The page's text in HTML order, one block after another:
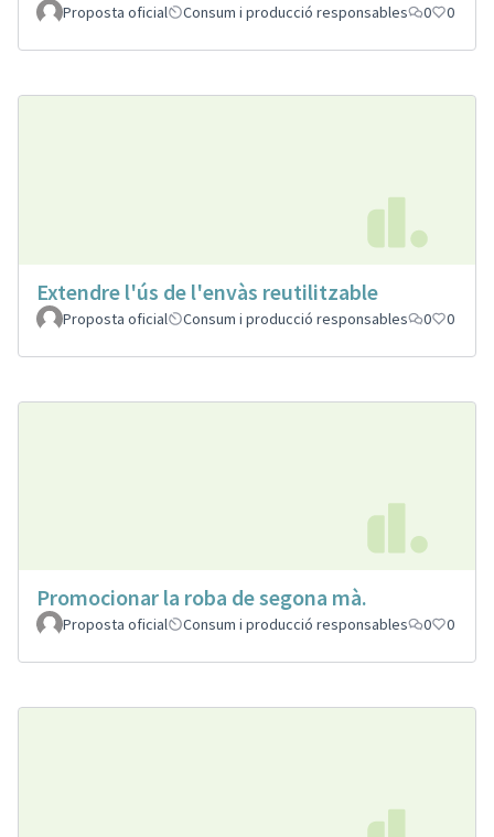
Proposta oficial Consum i producció responsables 0 0
Extendre l'ús de l'envàs reutilitzable
Proposta oficial Consum i producció responsables 0 0
Promocionar la roba de segona mà.
Proposta oficial Consum i producció responsables 0 0